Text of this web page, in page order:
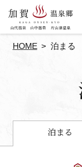
HOME 泊まる
泊まる